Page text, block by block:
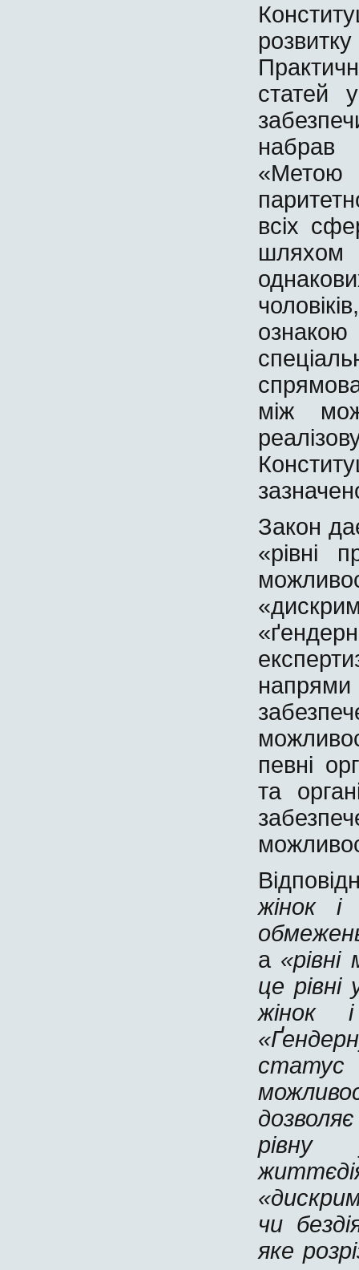
статей
набрав
«Метою
всіх
між
Закон
«рівні
певні
та
жінок і
а
це рівні
жінок
статус
чи
яке